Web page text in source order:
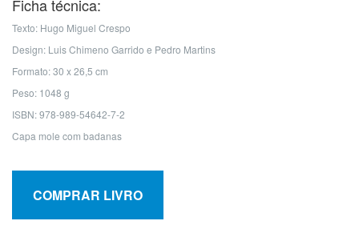
Ficha técnica:
Texto: Hugo Miguel Crespo
Design: Luis Chimeno Garrido e Pedro Martins
Formato: 30 x 26,5 cm
Peso: 1048 g
ISBN: 978-989-54642-7-2
Capa mole com badanas
COMPRAR LIVRO